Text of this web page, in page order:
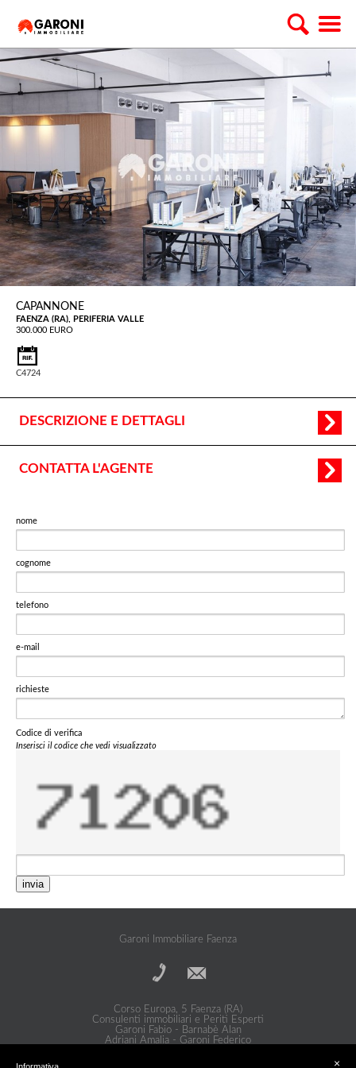
CAPANNONE
FAENZA (RA), PERIFERIA VALLE
300.000 EURO
C4724
DESCRIZIONE E DETTAGLI
CONTATTA L'AGENTE
nome
cognome
telefono
e-mail
richieste
Codice di verifica
Inserisci il codice che vedi visualizzato
invia
Garoni Immobiliare Faenza
Corso Europa, 5 Faenza (RA)
Consulenti immobiliari e Periti Esperti
Garoni Fabio - Barnabè Alan
Adriani Amalia - Garoni Federico
×